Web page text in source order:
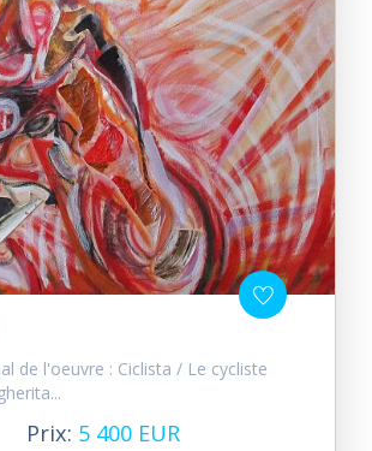
de l'oeuvre : Ciclista / Le cycliste
Prix: 5 400 EUR